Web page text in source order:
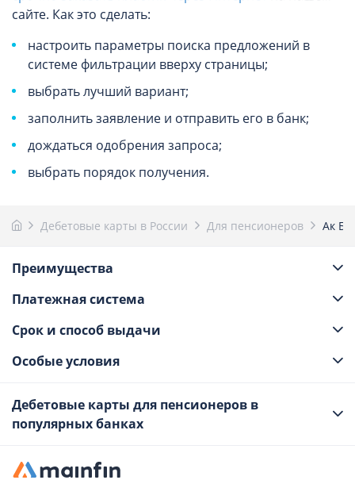
сайте. Как это сделать:
настроить параметры поиска предложений в
системе фильтрации вверху страницы;
выбрать лучший вариант;
заполнить заявление и отправить его в банк;
дождаться одобрения запроса;
выбрать порядок получения.
Дебетовые карты в России Для пенсионеров Ак
Преимущества
Платежная система
Срок и способ выдачи
Особые условия
Дебетовые карты для пенсионеров в
популярных банках